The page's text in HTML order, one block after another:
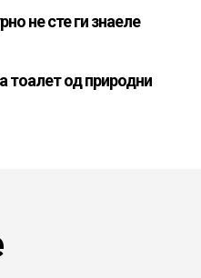
не сте ги знаеле
тоалет од природни